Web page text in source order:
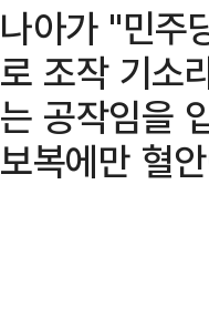
나아가 "민주
로 조작 기소
는 공작임을
보복에만 혈